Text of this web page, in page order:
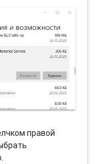
правой